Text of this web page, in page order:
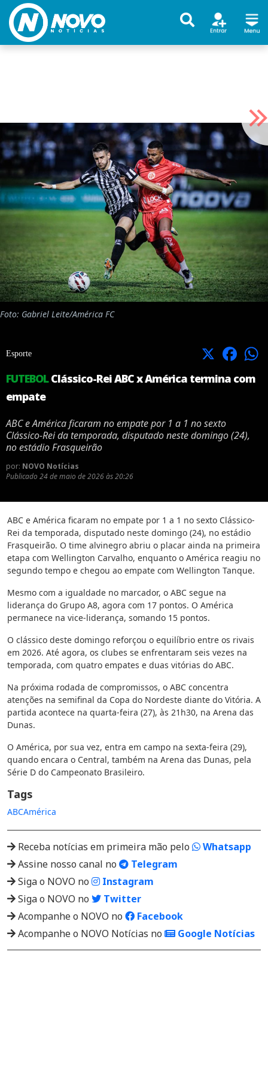
Foto: Gabriel Leite/América FC
Esporte X Facebook
FUTEBOLClássico-Rei ABC x América termina com
empate
ABC e América ficaram no empate por 1 a 1 no sexto
Clássico-Rei da temporada, disputado neste domingo (24),
no estádio Frasqueirão
por: NOVO Notícias
Publicado 24 de maio de 2026 às 20:26
ABC e América ficaram no empate por 1 a 1 no sexto Clássico-
Rei da temporada, disputado neste domingo (24), no estádio
Frasqueirão. O time alvinegro abriu o placar ainda na primeira
etapa com Wellington Carvalho, enquanto o América reagiu no
segundo tempo e chegou ao empate com Wellington Tanque.
Mesmo com a igualdade no marcador, o ABC segue na
liderança do Grupo A8, agora com 17 pontos. O América
permanece na vice-liderança, somando 15 pontos.
O clássico deste domingo reforçou o equilíbrio entre os rivais
em 2026. Até agora, os clubes se enfrentaram seis vezes na
temporada, com quatro empates e duas vitórias do ABC.
Na próxima rodada de compromissos, o ABC concentra
atenções na semifinal da Copa do Nordeste diante do Vitória. A
partida acontece na quarta-feira (27), às 21h30, na Arena das
Dunas.
O América, por sua vez, entra em campo na sexta-feira (29),
quando encara o Central, também na Arena das Dunas, pela
Série D do Campeonato Brasileiro.
Tags
ABCAmérica
Receba notícias em primeira mão pelo
Whatsapp
Assine nosso canal no
Telegram
Siga o NOVO no
Instagram
Siga o NOVO no
Twitter
Acompanhe o NOVO no
Facebook
Acompanhe o NOVO Notícias no
Google Notícias